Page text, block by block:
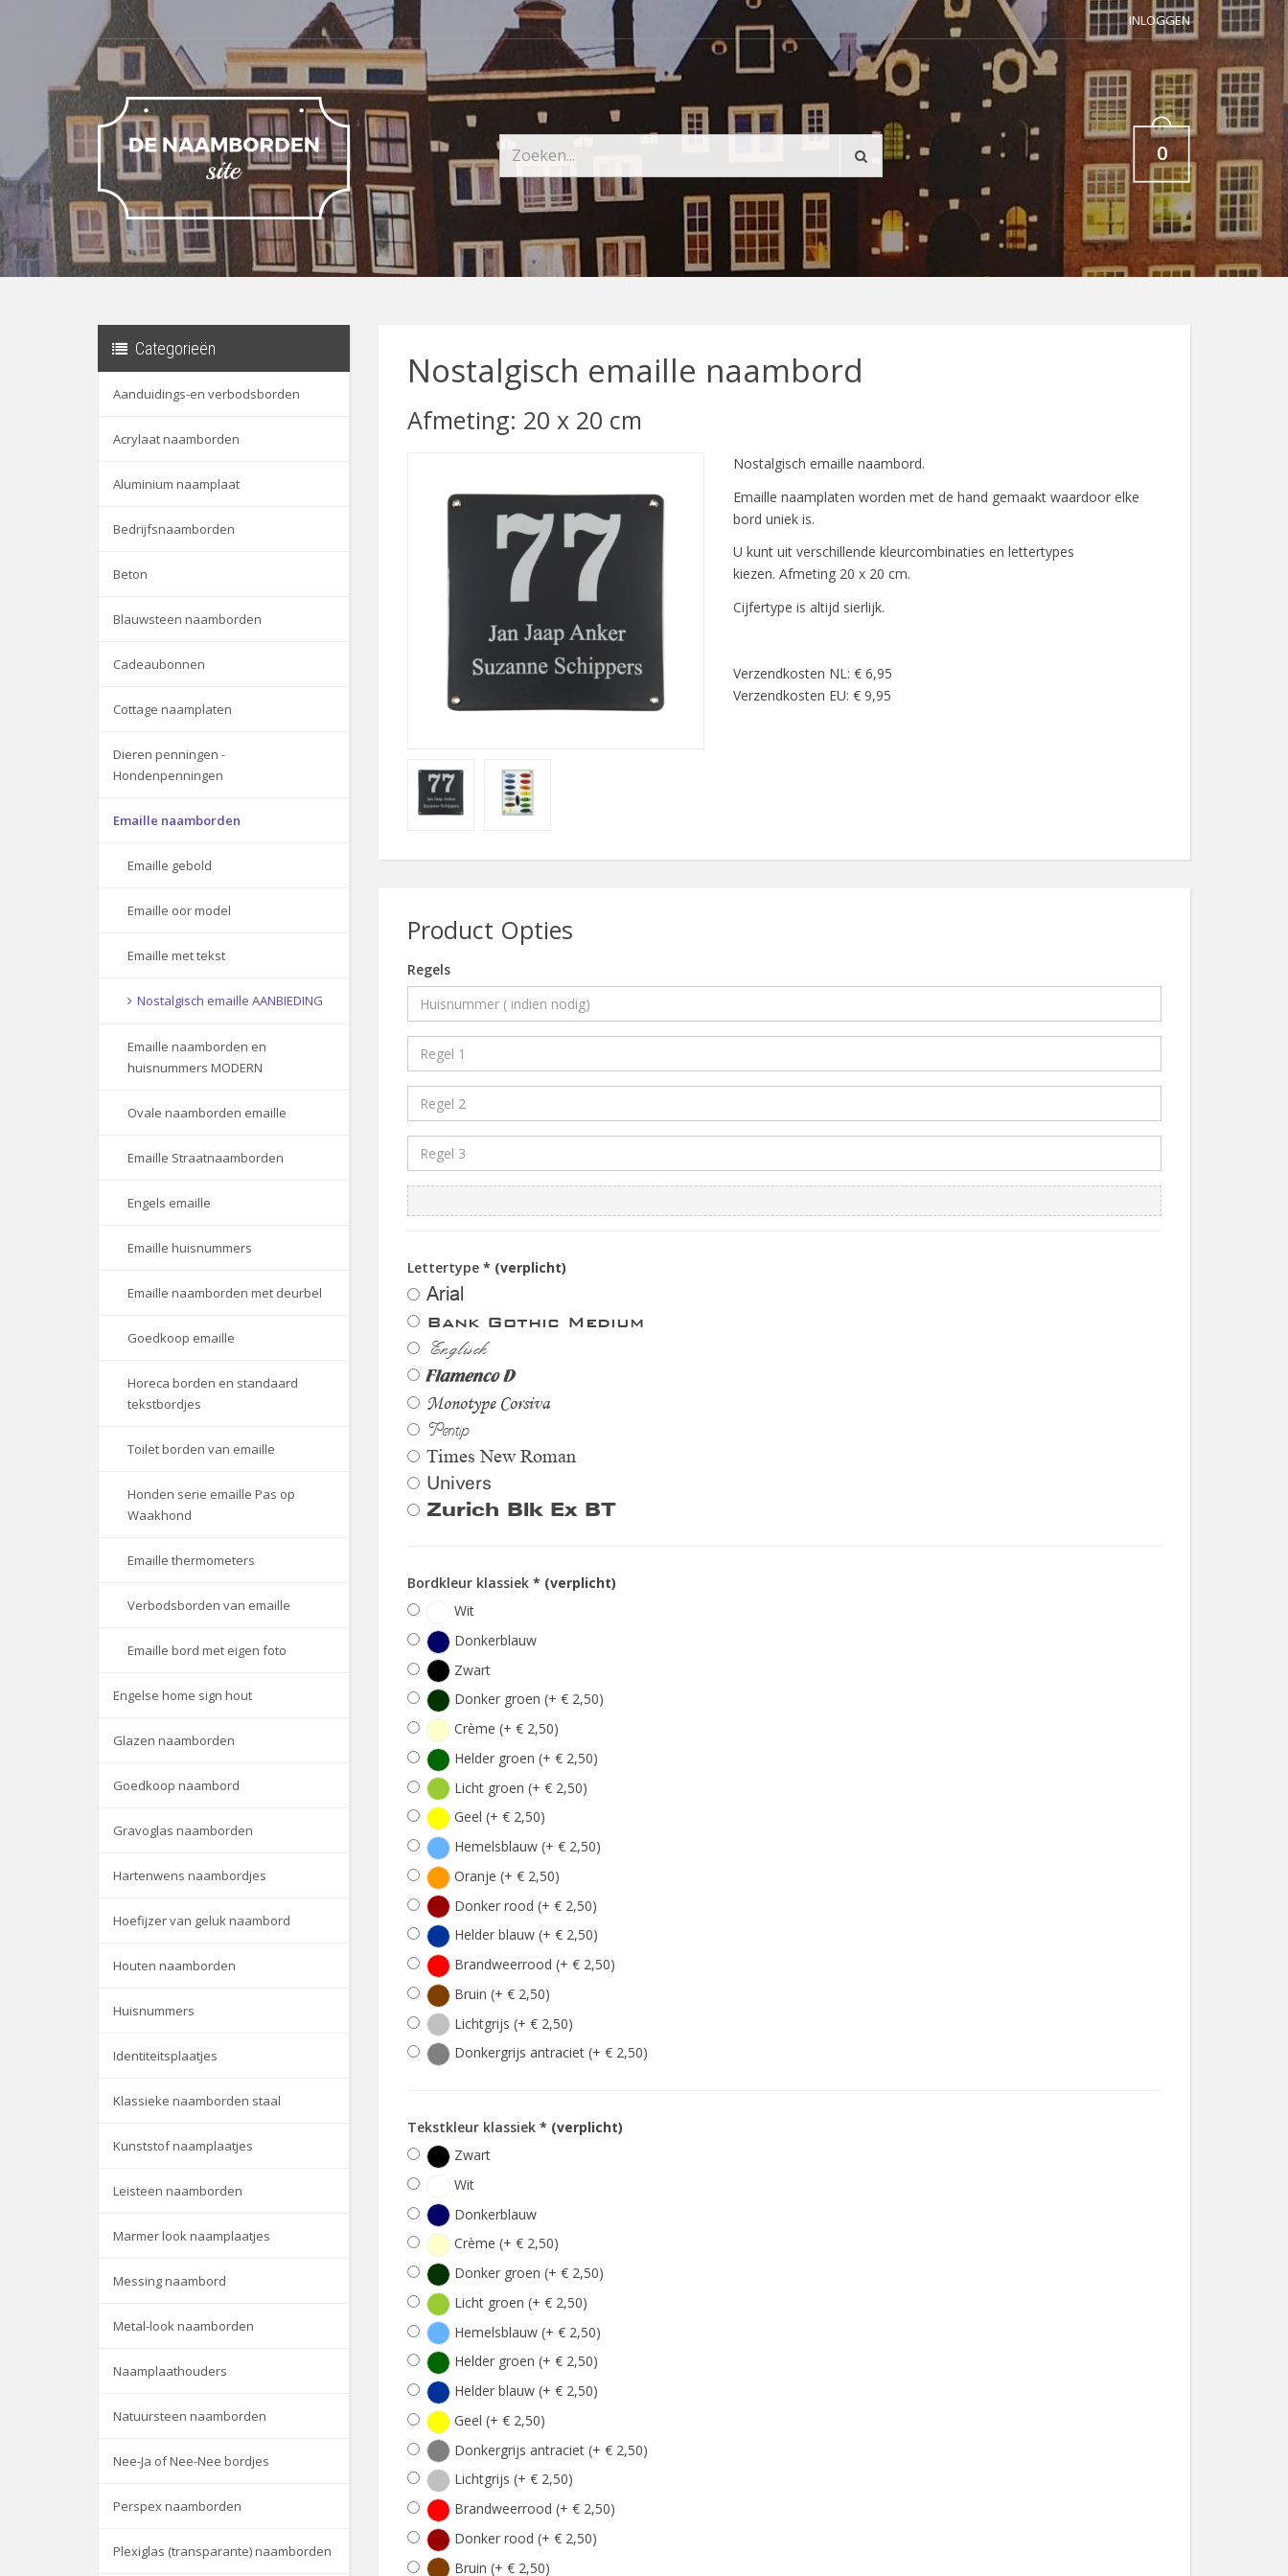
INLOGGEN
0
Categorieën
Aanduidings-en verbodsborden
Acrylaat naamborden
Aluminium naamplaat
Bedrijfsnaamborden
Beton
Blauwsteen naamborden
Cadeaubonnen
Cottage naamplaten
Dieren penningen -
Hondenpenningen
Emaille naamborden
Emaille gebold
Emaille oor model
Emaille met tekst
Nostalgisch emaille AANBIEDING
Emaille naamborden en
huisnummers MODERN
Ovale naamborden emaille
Emaille Straatnaamborden
Engels emaille
Emaille huisnummers
Emaille naamborden met deurbel
Goedkoop emaille
Horeca borden en standaard
tekstbordjes
Toilet borden van emaille
Honden serie emaille Pas op
Waakhond
Emaille thermometers
Verbodsborden van emaille
Emaille bord met eigen foto
Engelse home sign hout
Glazen naamborden
Goedkoop naambord
Gravoglas naamborden
Hartenwens naambordjes
Hoefijzer van geluk naambord
Houten naamborden
Huisnummers
Identiteitsplaatjes
Klassieke naamborden staal
Kunststof naamplaatjes
Leisteen naamborden
Marmer look naamplaatjes
Messing naambord
Metal-look naamborden
Naamplaathouders
Natuursteen naamborden
Nee-Ja of Nee-Nee bordjes
Perspex naamborden
Plexiglas (transparante) naamborden
Nostalgisch emaille naambord
Afmeting: 20 x 20 cm
Nostalgisch emaille naambord.
Emaille naamplaten worden met de hand gemaakt waardoor elke
bord uniek is.
U kunt uit verschillende kleurcombinaties en lettertypes
kiezen. Afmeting 20 x 20 cm.
Cijfertype is altijd sierlijk.
Verzendkosten NL: € 6,95
Verzendkosten EU: € 9,95
Product Opties
Regels
Lettertype * (verplicht)
Arial
Bank Gothic Medium
Englisch
Flamenco D
Monotype Corsiva
Pentip
Times New Roman
Univers
Zurich Blk Ex BT
Bordkleur klassiek * (verplicht)
Wit
Donkerblauw
Zwart
Donker groen (+ € 2,50)
Crème (+ € 2,50)
Helder groen (+ € 2,50)
Licht groen (+ € 2,50)
Geel (+ € 2,50)
Hemelsblauw (+ € 2,50)
Oranje (+ € 2,50)
Donker rood (+ € 2,50)
Helder blauw (+ € 2,50)
Brandweerrood (+ € 2,50)
Bruin (+ € 2,50)
Lichtgrijs (+ € 2,50)
Donkergrijs antraciet (+ € 2,50)
Tekstkleur klassiek * (verplicht)
Zwart
Wit
Donkerblauw
Crème (+ € 2,50)
Donker groen (+ € 2,50)
Licht groen (+ € 2,50)
Hemelsblauw (+ € 2,50)
Helder groen (+ € 2,50)
Helder blauw (+ € 2,50)
Geel (+ € 2,50)
Donkergrijs antraciet (+ € 2,50)
Lichtgrijs (+ € 2,50)
Brandweerrood (+ € 2,50)
Donker rood (+ € 2,50)
Bruin (+ € 2,50)